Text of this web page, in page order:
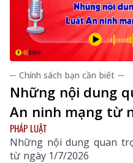
─ Chính sách bạn cần biết ─
Những nội dung
An ninh mạng từ
PHÁP LUẬT
Những nội dung quan
từ ngày 1/7/2026